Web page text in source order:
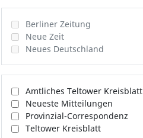
Berliner Zeitung
Neue Zeit
Neues Deutschland
Amtliches Teltower Kreisblatt
Neueste Mitteilungen
Provinzial-Correspondenz
Teltower Kreisblatt